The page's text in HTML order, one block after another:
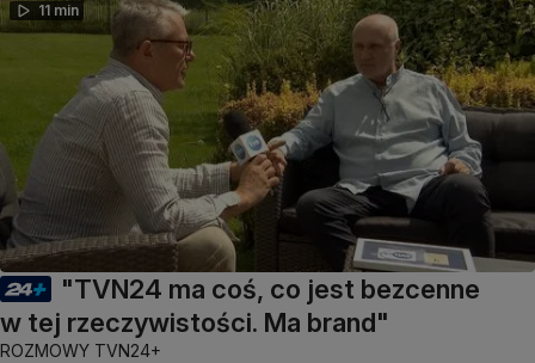
11 min
"TVN24 ma coś, co jest bezcenne
w tej rzeczywistości. Ma brand"
ROZMOWY TVN24+